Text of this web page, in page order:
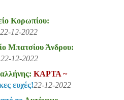
Κορωπίου:
22-12-2022
Μπατσίου Άνδρου:
22-12-2022
ΚΑΡΤΑ ~
ευχές!22-12-2022